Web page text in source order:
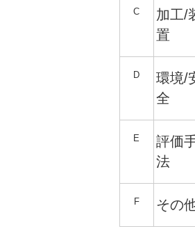
C
加工/
置
D
環境/
全
E
評価
法
F その